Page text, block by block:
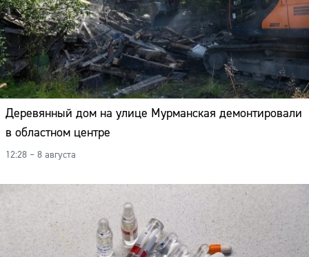
Деревянный дом на улице Мурманская демонтировали
в областном центре
12:28 – 8 августа